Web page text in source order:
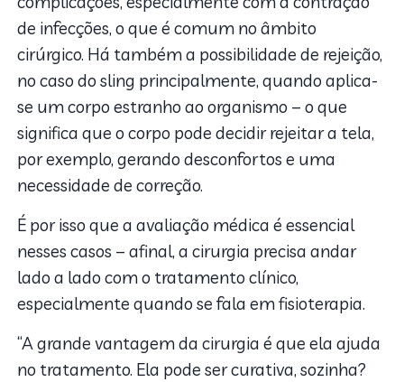
de infecções, o que é comum no âmbito
cirúrgico. Há também a possibilidade de rejeição,
no caso do sling principalmente, quando aplica-
se um corpo estranho ao organismo – o que
significa que o corpo pode decidir rejeitar a tela,
por exemplo, gerando desconfortos e uma
necessidade de correção.
É por isso que a avaliação médica é essencial
nesses casos – afinal, a cirurgia precisa andar
lado a lado com o tratamento clínico,
especialmente quando se fala em fisioterapia.
“A grande vantagem da cirurgia é que ela ajuda
no tratamento. Ela pode ser curativa, sozinha?